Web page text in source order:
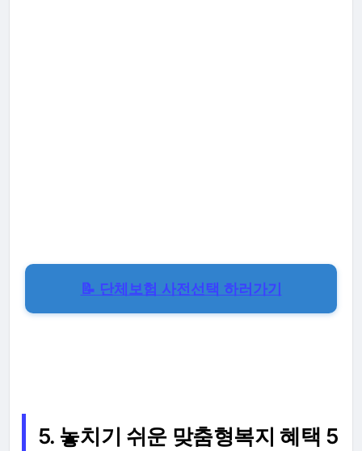
📝 단체보험 사전선택 하러가기
5. 놓치기 쉬운 맞춤형복지 혜택 5